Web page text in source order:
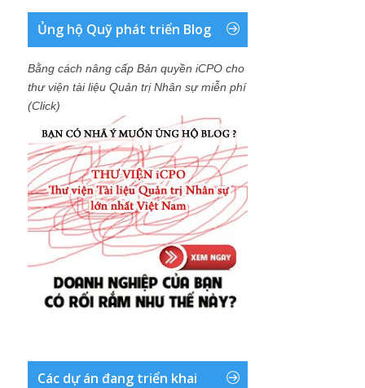
Ủng hộ Quỹ phát triển Blog
Bằng cách nâng cấp Bản quyền iCPO cho
thư viện tài liệu Quản trị Nhân sự miễn phí
(Click)
Các dự án đang triển khai